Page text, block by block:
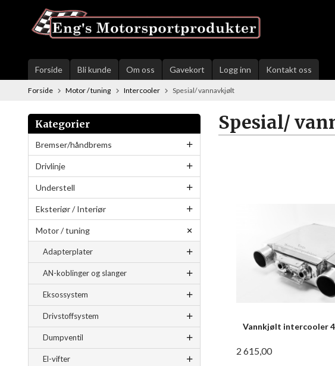
innholdet
Forside Bli kunde Om oss Gavekort Logg inn Kontakt oss
Forside Motor / tuning Intercooler Spesial/ vannavkjølt
Kategorier
Bremser/håndbrems
Drivlinje
Understell
Eksteriør / Interiør
Motor / tuning
Adapterplater
AN-koblinger og slanger
Eksossystem
Drivstoffsystem
Dumpventil
El-vifter
Spesial/
Vannkjølt intercooler
2 615,00